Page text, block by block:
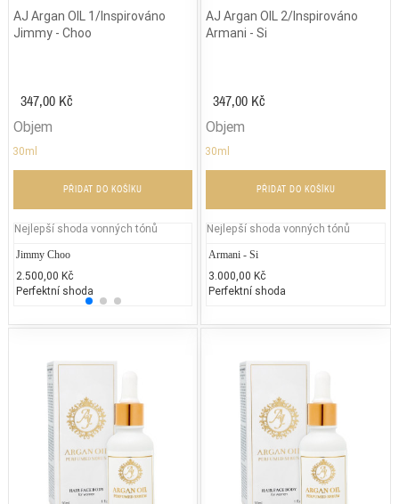
AJ Argan OIL 1/Inspirováno
Jimmy - Choo
347,00 Kč
Objem
30ml
PŘIDAT DO KOŠÍKU
Nejlepší shoda vonných tónů
Jimmy Choo
2.500,00 Kč
Perfektní shoda
Jean Paul Gaultier - Classique
2.300,00 Kč
Více než 50 % shoda
AJ Argan OIL 2/Inspirováno
Armani - Si
347,00 Kč
Objem
30ml
PŘIDAT DO KOŠÍKU
Nejlepší shoda vonných tónů
Armani - Si
3.000,00 Kč
Perfektní shoda